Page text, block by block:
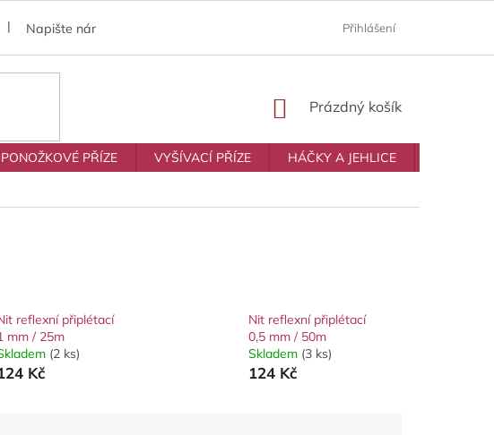
Napište nám Prodávané značky
Přihlášení
NÁKUPNÍ
Prázdný košík
PONOŽKOVÉ PŘÍZE VYŠÍVACÍ PŘÍZE HÁČKY A JEHLICE
reflexní připlétací
mm / 25m
(2 ks)
Kč
Nit reflexní připlétací
0,5 mm / 50m
Skladem (3 ks)
124 Kč